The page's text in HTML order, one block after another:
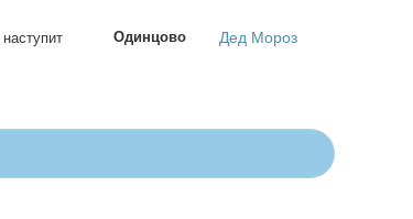
Одинцово Дед Мороз